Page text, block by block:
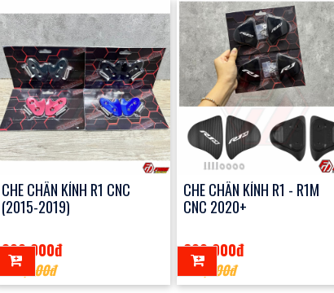
CHE CHÂN KÍNH R1 CNC
(2015-2019)
300,000đ
600,000đ
CHE CHÂN KÍNH R1 - R1M
CNC 2020+
600,000đ
700,000đ